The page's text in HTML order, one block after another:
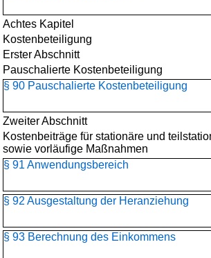
Achtes Kapitel
Kostenbeteiligung
Erster Abschnitt
Pauschalierte Kostenbeteiligung
§ 90 Pauschalierte Kostenbeteiligung
Zweiter Abschnitt
Kostenbeiträge für stationäre und
sowie vorläufige Maßnahmen
§ 91 Anwendungsbereich
§ 92 Ausgestaltung der Heranziehung
§ 93 Berechnung des Einkommens